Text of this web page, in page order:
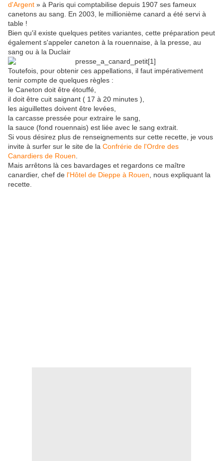
d'Argent » à Paris qui comptabilise depuis 1907 ses fameux
canetons au sang. En 2003, le millionième canard a été servi à
table !
Bien qu'il existe quelques petites variantes, cette préparation peut
également s'appeler caneton à la rouennaise, à la presse, au
sang ou à la Duclair
Toutefois, pour obtenir ces appellations, il faut impérativement
tenir compte de quelques règles :
le Caneton doit être étouffé,
il doit être cuit saignant ( 17 à 20 minutes ),
les aiguillettes doivent être levées,
la carcasse pressée pour extraire le sang,
la sauce (fond rouennais) est liée avec le sang extrait.
Si vous désirez plus de renseignements sur cette recette, je vous
invite à surfer sur le site de la Confrérie de l'Ordre des
Canardiers de Rouen
Mais arrêtons là ces bavardages et regardons ce maître
canardier, chef de l'Hôtel de Dieppe à Rouen , nous expliquant la
recette.